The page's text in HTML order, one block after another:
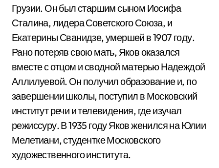
Грузии. Он был старшим сыном Иосифа
Сталина, лидера Советского Союза, и
Екатерины Сванидзе, умершей в 1907 году.
Рано потеряв свою мать, Яков оказался
вместе с отцом и сводной матерью Надеждой
Аллилуевой. Он получил образование и, по
завершении школы, поступил в Московский
институт речи и телевидения, где изучал
режиссуру. В 1935 году Яков женился на Юлии
Мелетиани, студентке Московского
художественного института.